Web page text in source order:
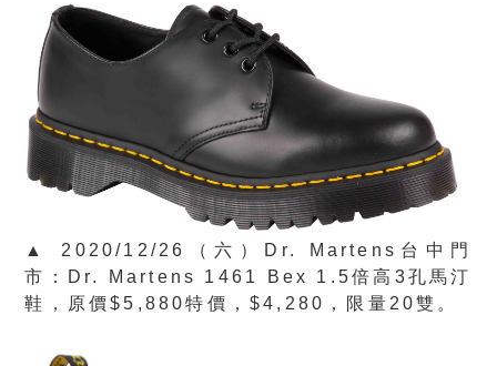
▲ 2020/12/26（六）Dr. Martens台中門
市：Dr. Martens 1461 Bex 1.5倍高3孔馬汀
鞋，原價$5,880特價，$4,280，限量20雙。